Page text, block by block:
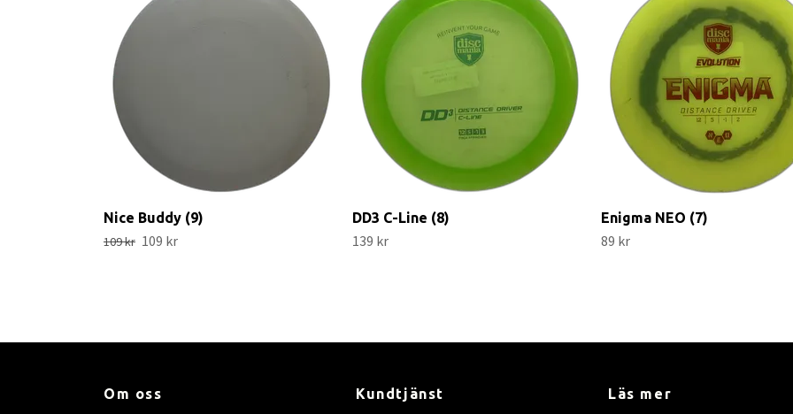
Nice Buddy (9)
109 kr 109 kr
DD3 C-Line (8)
139 kr
Enigma NEO (7)
89 kr
Om oss Kundtjänst Läs mer